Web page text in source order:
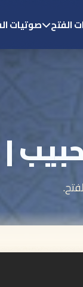
الفتح صوتيات
|